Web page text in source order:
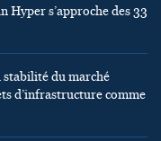
Hyper s’approche des 33
stabilité du marché
d’infrastructure comme